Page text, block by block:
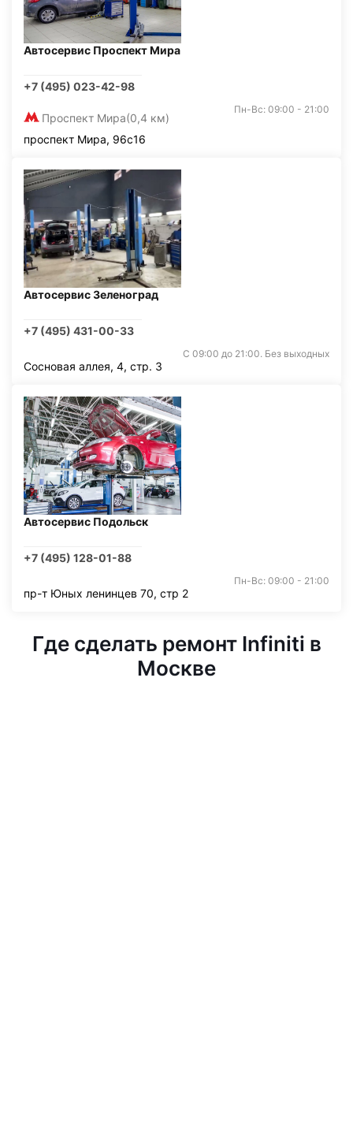
Автосервис Проспект Мира
+7 (495) 023-42-98
Проспект Мира(0,4 км)
Пн-Вс: 09:00 - 21:00
проспект Мира, 96с16
Автосервис Зеленоград
+7 (495) 431-00-33
С 09:00 до 21:00. Без выходных
Сосновая аллея, 4, стр. 3
Автосервис Подольск
+7 (495) 128-01-88
Пн-Вс: 09:00 - 21:00
пр-т Юных ленинцев 70, стр 2
Где сделать ремонт Infiniti в
Москве